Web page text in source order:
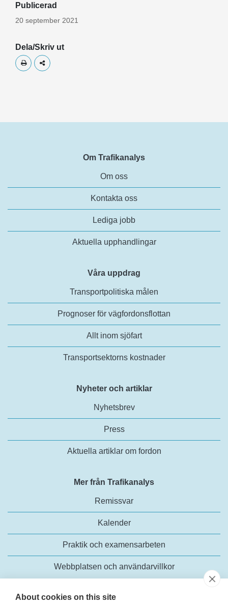
About cookies on this site
Publicerad
20 september 2021
Dela/Skriv ut
Skriv utDela
Om Trafikanalys
Om oss
Kontakta oss
Lediga jobb
Aktuella upphandlingar
Våra uppdrag
Transportpolitiska målen
Prognoser för vägfordonsflottan
Allt inom sjöfart
Transportsektorns kostnader
Nyheter och artiklar
Nyhetsbrev
Press
Aktuella artiklar om fordon
Mer från Trafikanalys
Remissvar
Kalender
Praktik och examensarbeten
Webbplatsen och användarvillkor